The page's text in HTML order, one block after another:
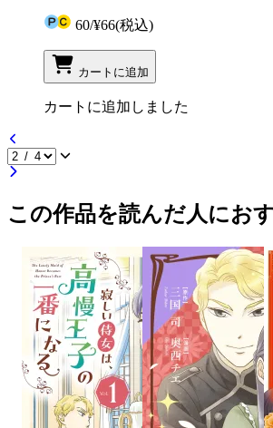
60/¥66(税込)
カートに追加
カートに追加しました
この作品を読んだ人にお